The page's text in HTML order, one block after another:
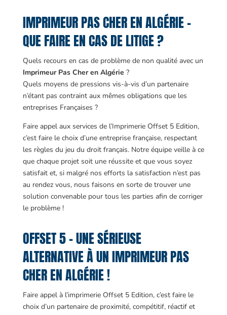
IMPRIMEUR PAS CHER EN ALGÉRIE –
QUE FAIRE EN CAS DE LITIGE ?
Quels recours en cas de problème de non qualité avec un
Imprimeur Pas Cher en Algérie ?
Quels moyens de pressions vis-à-vis d’un partenaire
n’étant pas contraint aux mêmes obligations que les
entreprises Françaises ?
Faire appel aux services de l’Imprimerie Offset 5 Edition,
c’est faire le choix d’une entreprise française, respectant
les règles du jeu du droit français. Notre équipe veille à ce
que chaque projet soit une réussite et que vous soyez
satisfait et, si malgré nos efforts la satisfaction n’est pas
au rendez vous, nous faisons en sorte de trouver une
solution convenable pour tous les parties afin de corriger
le problème !
OFFSET 5 – UNE SÉRIEUSE
ALTERNATIVE À UN IMPRIMEUR PAS
CHER EN ALGÉRIE !
Faire appel à l’imprimerie Offset 5 Edition, c’est faire le
choix d’un partenaire de proximité, compétitif, réactif et